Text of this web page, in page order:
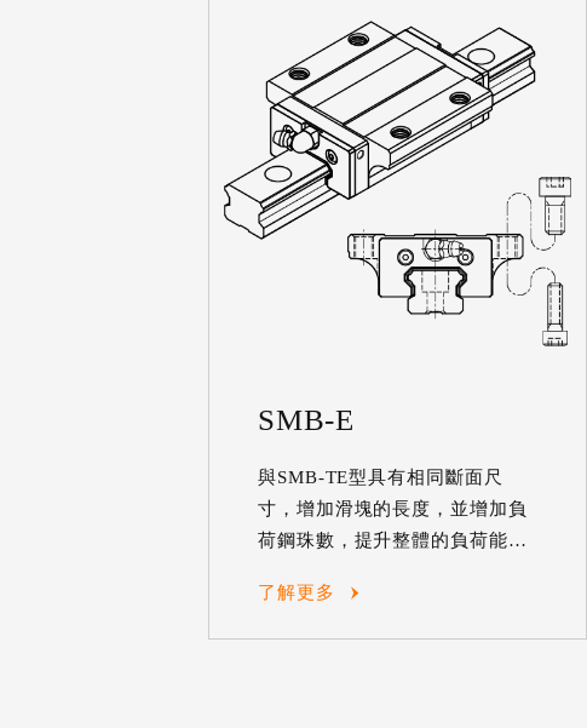
SMB-E
與SMB-TE型具有相同斷面尺
寸，增加滑塊的長度，並增加負
荷鋼珠數，提升整體的負荷能
了解更多